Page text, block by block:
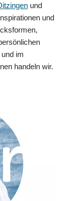
und
und
im
handeln wir.